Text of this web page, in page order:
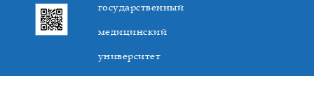
государственный
медицинский
университет